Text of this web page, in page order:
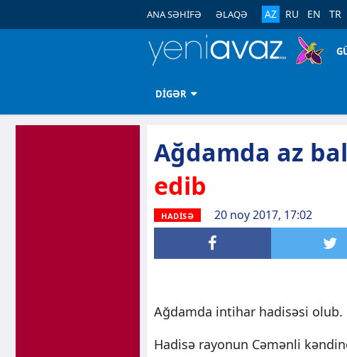
ANA SƏHİFƏ ƏLAQƏ AZ RU EN TR
DİGƏR
Ağdamda az
edib
HADİSƏ 20 noy 2017, 17:02
Ağdamda intihar hadisəsi olub.
Hadisə rayonun Cəmənli